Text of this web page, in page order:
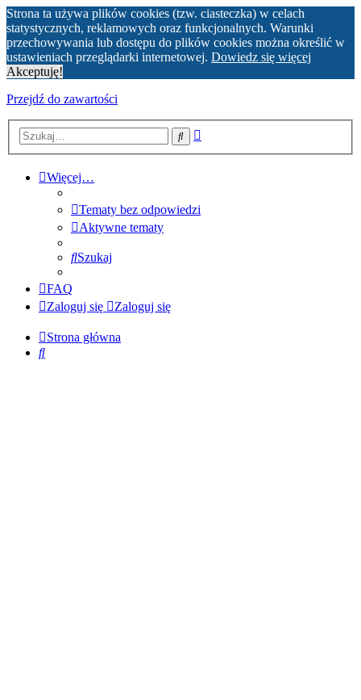
Strona ta używa plików cookies (tzw. ciasteczka) w celach
statystycznych, reklamowych oraz funkcjonalnych. Warunki
przechowywania lub dostępu do plików cookies można określić w
ustawieniach przeglądarki internetowej. Dowiedz się więcej
Akceptuję!
Przejdź do zawartości
Szukaj
Więcej…
Tematy bez odpowiedzi
Aktywne tematy
Szukaj
FAQ
Zaloguj się
Zaloguj się
Strona główna
Szukaj